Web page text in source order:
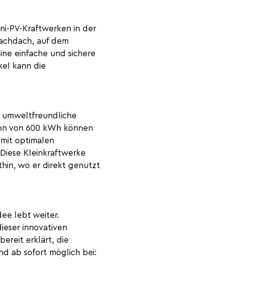
PV-Kraftwerken in der
auf dem
einfache und sichere
kann die
umweltfreundliche
von 600 kWh können
optimalen
Kleinkraftwerke
wo er direkt genutzt
lebt weiter.
innovativen
erklärt, die
ab sofort möglich bei: